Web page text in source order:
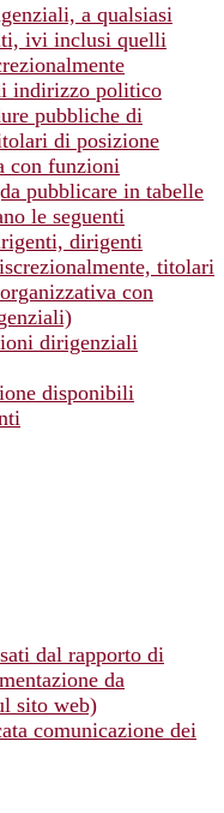
a qualsiasi
ivi inclusi quelli
indirizzo politico
pubbliche di
di posizione
con funzioni
pubblicare in tabelle
le seguenti
dirigenti
titolari
con
dirigenziali
disponibili
dal rapporto di
da
sito web)
comunicazione dei